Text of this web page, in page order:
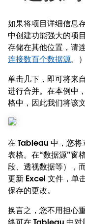
如果将项目详细信息
中创建功能强大的项
存储在其他位置，请
连接数百个数据源。）
单击几下，即可将来
进行合并。在本例中
格中，因此我们将该
在 Tableau 中，您将
表格。在“数据源”窗
段、透视数据等），
更新 Excel 文件，单
保存的更改。
换言之，您不用担心